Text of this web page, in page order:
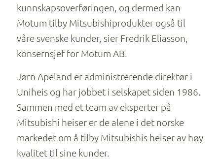
kunnskapsoverføringen, og dermed kan
Motum tilby Mitsubishiprodukter også til
våre svenske kunder, sier Fredrik Eliasson,
konsernsjef for Motum AB.
Jørn Apeland er administrerende direktør i
Uniheis og har jobbet i selskapet siden 1986.
Sammen med et team av eksperter på
Mitsubishi heiser er de alene i det norske
markedet om å tilby Mitsubishis heiser av høy
kvalitet til sine kunder.